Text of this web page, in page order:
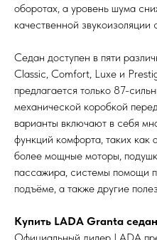
оборотах, а уровень шума
качественной звукоизоляции
Седан доступен в пяти
Classic, Comfort, Luxe и
предлагается только 87-
механической коробкой
варианты включают в себя
функций комфорта, таких как
более мощные моторы,
пассажира, системы помощи
подъёме, а также другие
Купить LADA Granta
Официальный дилер LADA